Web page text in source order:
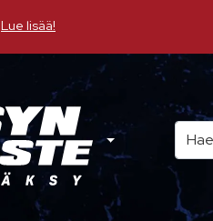
Lue lisää!